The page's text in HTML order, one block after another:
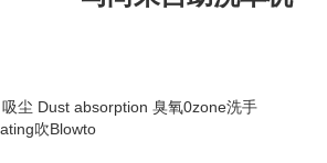
尘 Dust absorption 臭氧0zone洗手
吹Blowto